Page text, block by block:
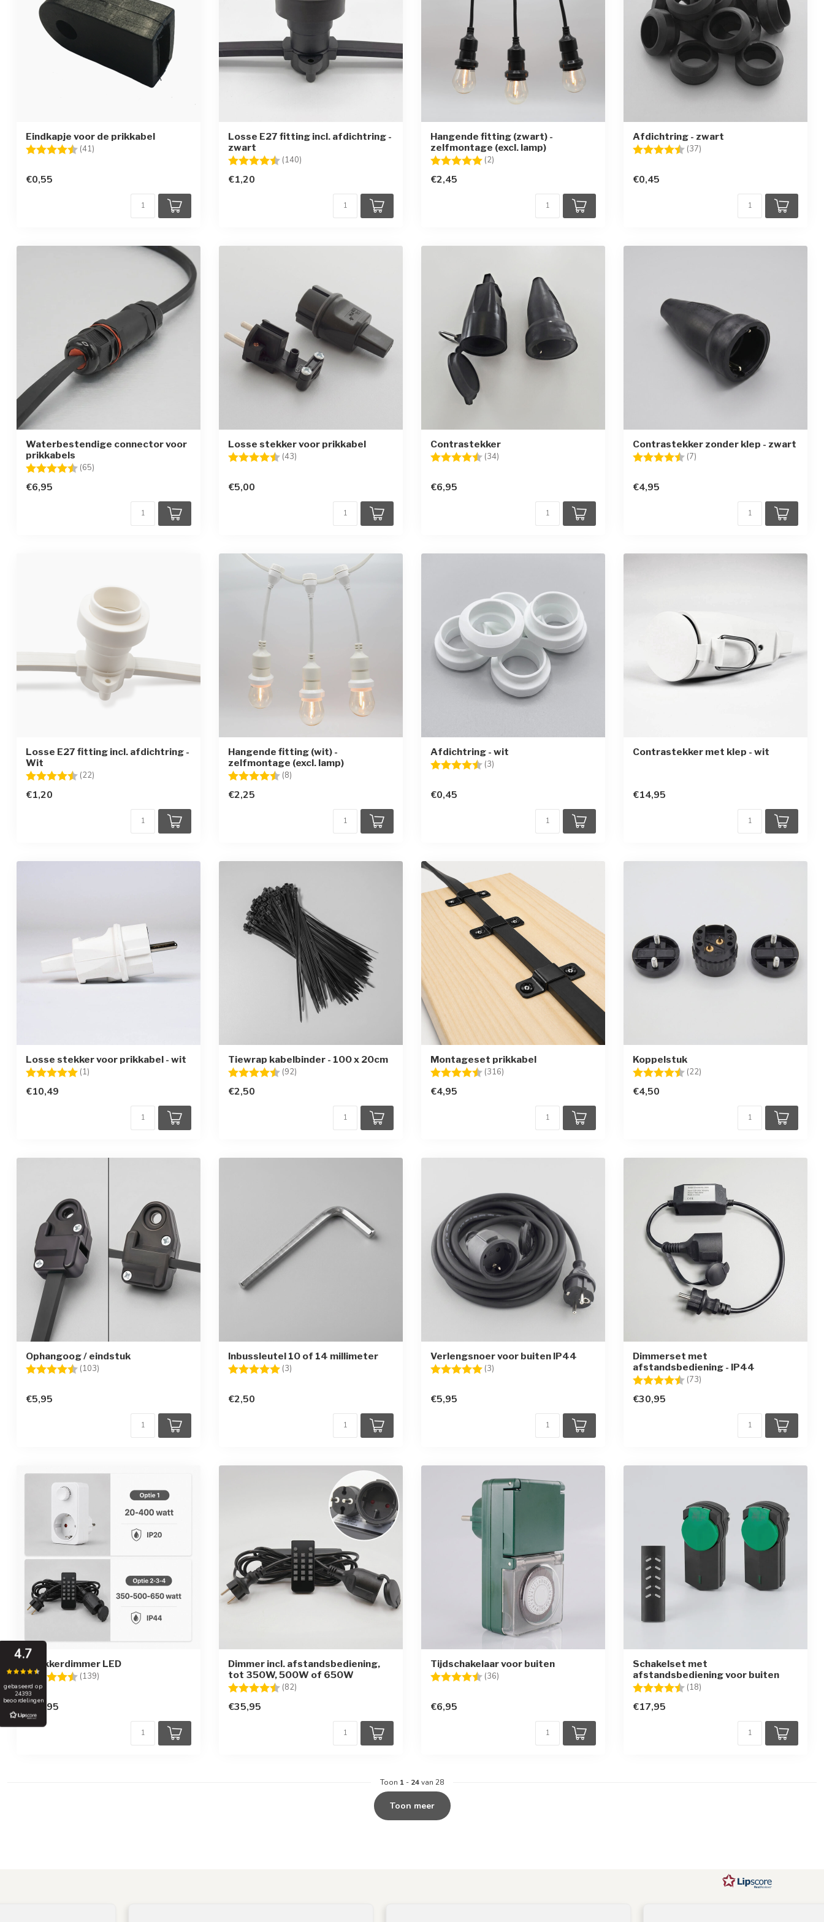
Eindkapje voor de prikkabel
Beoordeling: (41)
€0,55
Losse E27 fitting incl. afdichtring -
zwart
Beoordeling: (140)
€1,20
Hangende fitting (zwart) -
zelfmontage (excl. lamp)
Beoordeling: (2)
€2,45
Afdichtring - zwart
Beoordeling: (37)
€0,45
Waterbestendige connector voor
prikkabels
Beoordeling: (65)
€6,95
Losse stekker voor prikkabel
Beoordeling: (43)
€5,00
Contrastekker
Beoordeling: (34)
€6,95
Contrastekker zonder klep - zwart
Beoordeling: (7)
€4,95
Losse E27 fitting incl. afdichtring -
Wit
Beoordeling: (22)
€1,20
Hangende fitting (wit) -
zelfmontage (excl. lamp)
Beoordeling: (8)
€2,25
Afdichtring - wit
Beoordeling: (3)
€0,45
Contrastekker met klep - wit
€14,95
Losse stekker voor prikkabel - wit
Beoordeling: (1)
€10,49
Tiewrap kabelbinder - 100 x 20cm
Beoordeling: (92)
€2,50
Montageset prikkabel
Beoordeling: (316)
€4,95
Koppelstuk
Beoordeling: (22)
€4,50
Ophangoog / eindstuk
Beoordeling: (103)
€5,95
Inbussleutel 10 of 14 millimeter
Beoordeling: (3)
€2,50
Verlengsnoer voor buiten IP44
Beoordeling: (3)
€5,95
Dimmerset met
afstandsbediening - IP44
Beoordeling: (73)
€30,95
Stekkerdimmer LED
Beoordeling: (139)
€11,95
Dimmer incl. afstandsbediening,
tot 350W, 500W of 650W
Beoordeling: (82)
€35,95
Tijdschakelaar voor buiten
Beoordeling: (36)
€6,95
Schakelset met
afstandsbediening voor buiten
Beoordeling: (18)
€17,95
Toon 1 - 24van 28
Toon meer
4.7
gebaseerd op
24393
beoordelingen